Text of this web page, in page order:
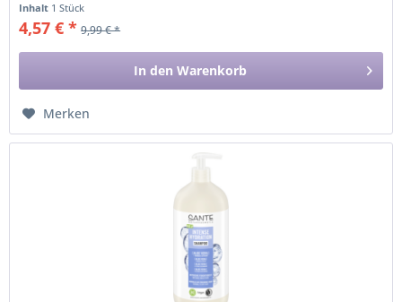
Inhalt 1 Stück
4,57 € * 9,99 € *
In den Warenkorb
Merken